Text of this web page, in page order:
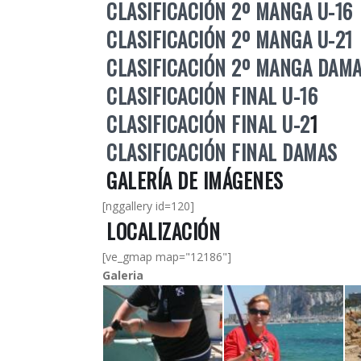
CLASIFICACIÓN 2º MANGA U-16
CLASIFICACIÓN 2º MANGA U-21
CLASIFICACIÓN 2º MANGA
CLASIFICACIÓN FINAL U-16
CLASIFICACIÓN FINAL U-21
CLASIFICACIÓN FINAL DAMAS
GALERÍA DE IMÁGENES
[nggallery id=120]
LOCALIZACIÓN
[ve_gmap map="12186"]
Galeria